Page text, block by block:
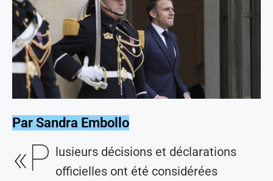
Par Sandra Embollo
«P
lusieurs décisions et déclarations
officielles ont été considérées